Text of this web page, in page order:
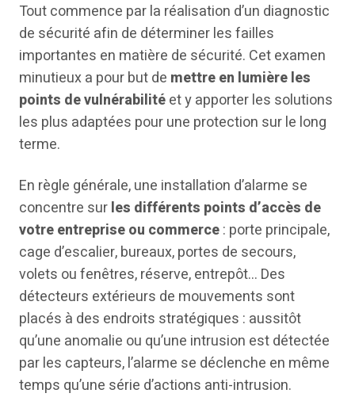
Tout commence par la réalisation d’un diagnostic
de sécurité afin de déterminer les failles
importantes en matière de sécurité. Cet examen
minutieux a pour but de mettre en lumière les
points de vulnérabilitéet y apporter les solutions
les plus adaptées pour une protection sur le long
terme.
En règle générale, une installation d’alarme se
concentre surles différents points d’accès de
votre entreprise ou commerce: porte principale,
cage d’escalier, bureaux, portes de secours,
volets ou fenêtres, réserve, entrepôt… Des
détecteurs extérieurs de mouvements sont
placés à des endroits stratégiques : aussitôt
qu’une anomalie ou qu’une intrusion est détectée
par les capteurs, l’alarme se déclenche en même
temps qu’une série d’actions anti-intrusion.